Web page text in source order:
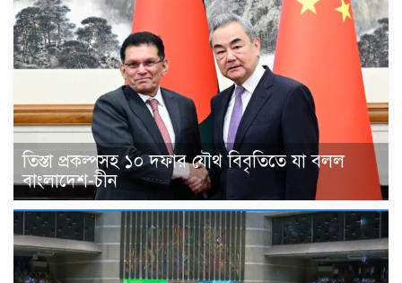
তিস্তা প্রকল্পসহ ১০ দফার যৌথ বিবৃতিতে যা বলল
বাংলাদেশ-চীন